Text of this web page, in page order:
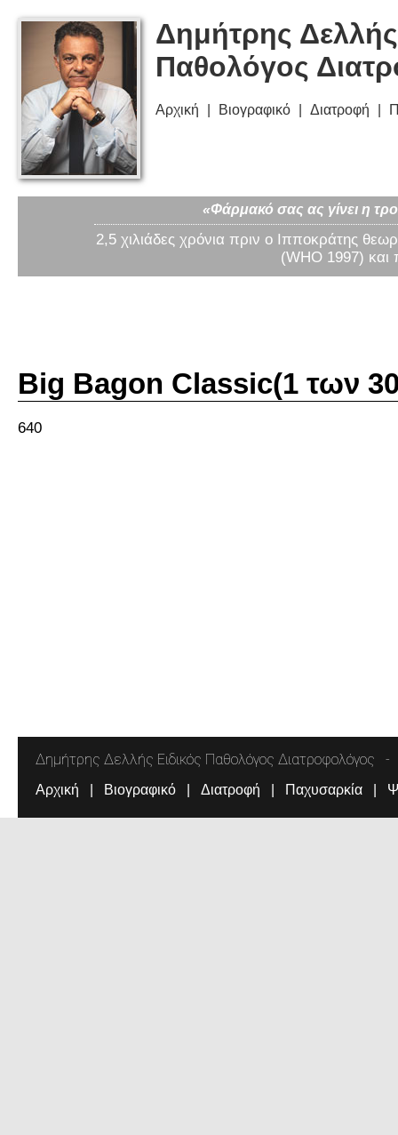
Δημήτρης
Παθολόγος
Αρχική Βιογραφικό Διατροφή
«Φάρμακό σας ας γίνει η
2,5 χιλιάδες χρόνια πριν ο Ιπποκράτης
(WHO 1997) και
Big Bagon Classic(1 των
640
Δημήτρης Δελλής Ειδικός Παθολόγος Διατροφολόγος
Αρχική Βιογραφικό Διατροφή Παχυσαρκία